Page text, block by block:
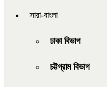
সারা-বাংলা
ঢাকা বিভাগ
চট্টগ্রাম বিভাগ